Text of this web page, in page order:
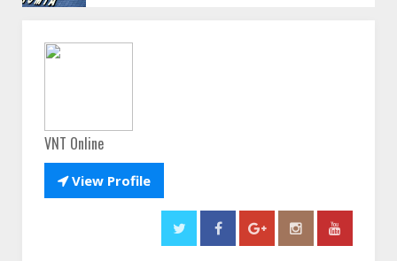
VNT Online
View Profile